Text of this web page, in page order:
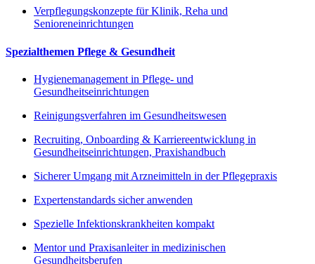
Verpflegungskonzepte für Klinik, Reha und
Senioreneinrichtungen
Spezialthemen Pflege & Gesundheit
Hygienemanagement in Pflege- und
Gesundheitseinrichtungen
Reinigungsverfahren im Gesundheitswesen
Recruiting, Onboarding & Karriereentwicklung in
Gesundheitseinrichtungen, Praxishandbuch
Sicherer Umgang mit Arzneimitteln in der Pflegepraxis
Expertenstandards sicher anwenden
Spezielle Infektionskrankheiten kompakt
Mentor und Praxisanleiter in medizinischen
Gesundheitsberufen